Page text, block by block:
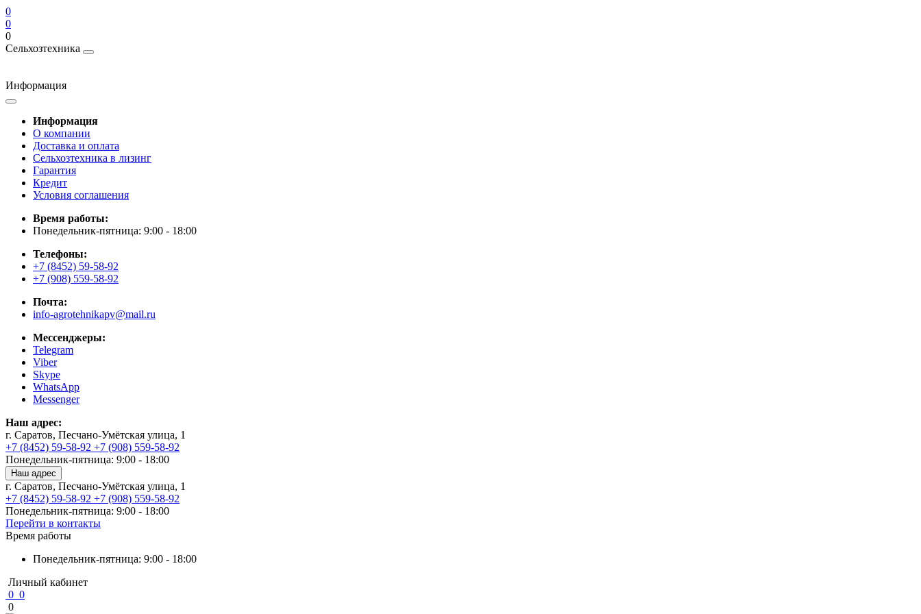
0
0
0
Сельхозтехника
Информация
Информация
О компании
Доставка и оплата
Сельхозтехника в лизинг
Гарантия
Кредит
Условия соглашения
Время работы:
Понедельник-пятница: 9:00 - 18:00
Телефоны:
+7 (8452) 59-58-92
+7 (908) 559-58-92
Почта:
info-agrotehnikapv@mail.ru
Мессенджеры:
Telegram
Viber
Skype
WhatsApp
Messenger
Наш адрес:
г. Саратов, Песчано-Умётская улица, 1
+7 (8452) 59-58-92 +7 (908) 559-58-92
Понедельник-пятница: 9:00 - 18:00
Наш адрес
г. Саратов, Песчано-Умётская улица, 1
+7 (8452) 59-58-92 +7 (908) 559-58-92
Понедельник-пятница: 9:00 - 18:00
Перейти в контакты
Время работы
Понедельник-пятница: 9:00 - 18:00
Личный кабинет
0 0
0